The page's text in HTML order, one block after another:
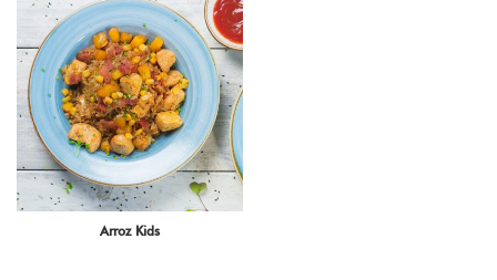
Arroz Kids